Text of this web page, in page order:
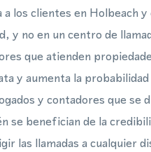
los clientes en Holbeach
y no en un centro de
que atienden
y aumenta la
y contadores que se
se benefician de la
las llamadas a cualquier